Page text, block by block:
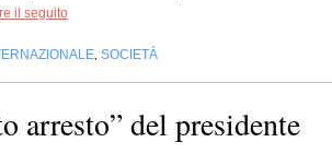
il seguito
SOCIETÀ
arresto” del presidente